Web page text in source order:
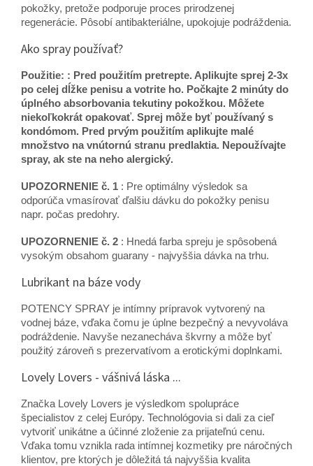
pokožky, pretože podporuje proces prirodzenej
regenerácie. Pôsobí antibakteriálne, upokojuje podráždenia.
Ako spray používať?
Použitie: : Pred použitím pretrepte. Aplikujte sprej 2-3x
po celej dĺžke penisu a votrite ho. Počkajte 2 minúty do
úplného absorbovania tekutiny pokožkou. Môžete
niekoľkokrát opakovať. Sprej môže byť používaný s
kondómom. Pred prvým použitím aplikujte malé
množstvo na vnútornú stranu predlaktia. Nepoužívajte
spray, ak ste na neho alergický.
UPOZORNENIE č. 1 : Pre optimálny výsledok sa
odporúča vmasírovať ďalšiu dávku do pokožky penisu
napr. počas predohry.
UPOZORNENIE č. 2 : Hnedá farba spreju je spôsobená
vysokým obsahom guarany - najvyššia dávka na trhu.
Lubrikant na báze vody
POTENCY SPRAY je intímny prípravok vytvorený na
vodnej báze, vďaka čomu je úplne bezpečný a nevyvoláva
podráždenie. Navyše nezanecháva škvrny a môže byť
použitý zároveň s prezervatívom a erotickými doplnkami.
Lovely Lovers - vášnivá láska ...
Značka Lovely Lovers je výsledkom spolupráce
špecialistov z celej Európy. Technológovia si dali za cieľ
vytvoriť unikátne a účinné zloženie za prijateľnú cenu.
Vďaka tomu vznikla rada intímnej kozmetiky pre náročných
klientov, pre ktorých je dôležitá tá najvyššia kvalita